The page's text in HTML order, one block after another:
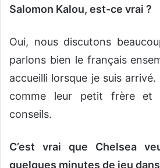
Salomon Kalou, est-ce vrai ?
Oui, nous discutons
parlons bien le français
accueilli lorsque je suis
comme leur petit frère et
conseils.
C’est vrai que Chelsea
quelques minutes de jeu